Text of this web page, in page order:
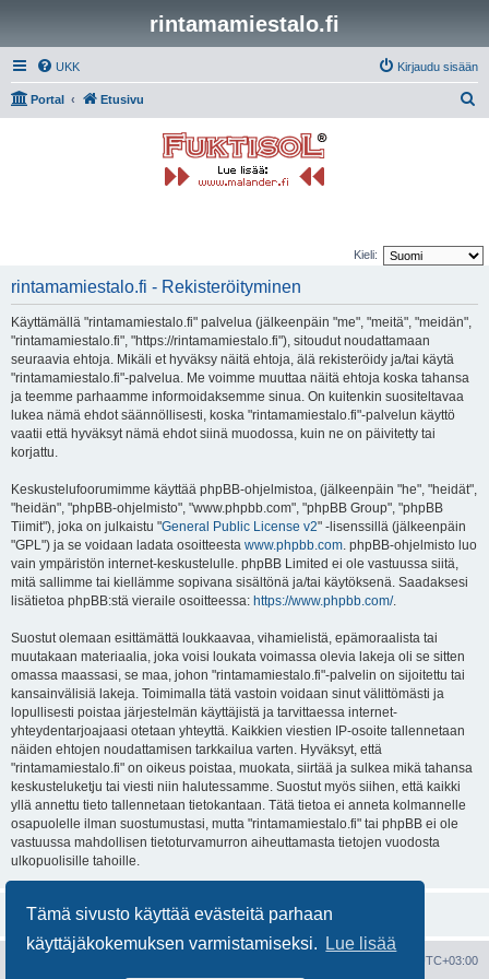
Tämä sivusto käyttää evästeitä parhaan
käyttäjäkokemuksen varmistamiseksi.
Lue lisää
rintamamiestalo.fi
UKK Kirjaudu sisään
Portal Etusivu
Kieli:
rintamamiestalo.fi - Rekisteröityminen
Käyttämällä "rintamamiestalo.fi" palvelua (jälkeenpäin "me", "meitä", "meidän",
"rintamamiestalo.fi", "https://rintamamiestalo.fi"), sitoudut noudattamaan
seuraavia ehtoja. Mikäli et hyväksy näitä ehtoja, älä rekisteröidy ja/tai käytä
"rintamamiestalo.fi"-palvelua. Me voimme muuttaa näitä ehtoja koska tahansa
ja teemme parhaamme informoidaksemme sinua. On kuitenkin suositeltavaa
lukea nämä ehdot säännöllisesti, koska "rintamamiestalo.fi"-palvelun käyttö
vaatii että hyväksyt nämä ehdot siinä muodossa, kuin ne on päivitetty tai
korjattu.
Keskustelufoorumimme käyttää phpBB-ohjelmistoa, (jälkeenpäin "he", "heidät",
"heidän", "phpBB-ohjelmisto", "www.phpbb.com", "phpBB Group", "phpBB
Tiimit"), joka on julkaistu "General Public License v2" -lisenssillä (jälkeenpäin
"GPL") ja se voidaan ladata osoitteesta www.phpbb.com. phpBB-ohjelmisto luo
vain ympäristön internet-keskustelulle. phpBB Limited ei ole vastuussa siitä,
mitä sallimme tai kiellämme sopivana sisältönä ja/tai käytöksenä. Saadaksesi
lisätietoa phpBB:stä vieraile osoitteessa: https://www.phpbb.com/.
Suostut olemaan esittämättä loukkaavaa, vihamielistä, epämoraalista tai
muutakaan materiaalia, joka voisi loukata voimassa olevia lakeja oli se sitten
omassa maassasi, se maa, johon "rintamamiestalo.fi"-palvelin on sijoitettu tai
kansainvälisiä lakeja. Toimimalla tätä vastoin voidaan sinut välittömästi ja
lopullisesti poistaa järjestelmän käyttäjistä ja tarvittaessa internet-
yhteydentarjoajaasi otetaan yhteyttä. Kaikkien viestien IP-osoite tallennetaan
näiden ehtojen noudattamisen tarkkailua varten. Hyväksyt, että
"rintamamiestalo.fi" on oikeus poistaa, muokata, siirtää ja sulkea mikä tahansa
keskusteluketju tai viesti niin halutessamme. Suostut myös siihen, että kaikki
yllä annettu tieto tallennetaan tietokantaan. Tätä tietoa ei anneta kolmannelle
osapuolelle ilman suostumustasi, mutta "rintamamiestalo.fi" tai phpBB ei ole
vastuussa mahdollisen tietoturvamurron aiheuttamasta tietojen vuodosta
ulkopuolisille tahoille.
UTC+03:00